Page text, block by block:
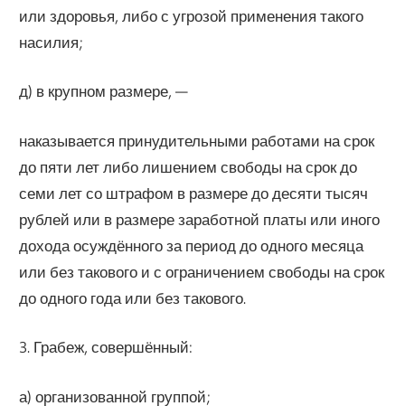
или здоровья, либо с угрозой применения такого
насилия;
д) в крупном размере, —
наказывается принудительными работами на срок
до пяти лет либо лишением свободы на срок до
семи лет со штрафом в размере до десяти тысяч
рублей или в размере заработной платы или иного
дохода осуждённого за период до одного месяца
или без такового и с ограничением свободы на срок
до одного года или без такового.
3. Грабеж, совершённый:
а) организованной группой;